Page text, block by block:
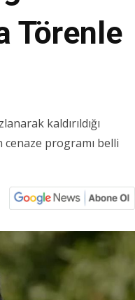
Törenle
kaldırıldığı
cenaze programı belli